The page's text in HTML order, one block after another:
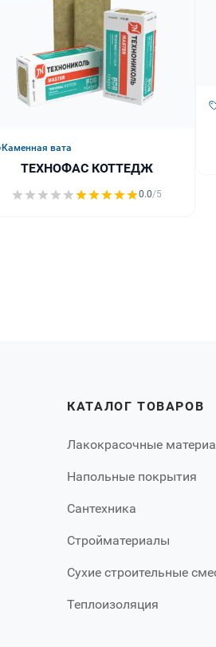
Каменная вата
ТЕХНОФАС КОТТЕДЖ
0.0/5
КАТАЛОГ ТОВАРОВ
Лакокрасочные
Напольные покрытия
Сантехника
Стройматериалы
Сухие строительные
Теплоизоляция